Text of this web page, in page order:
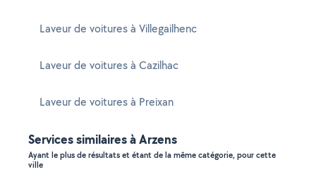
Laveur de voitures à Villegailhenc
Laveur de voitures à Cazilhac
Laveur de voitures à Preixan
Services similaires à Arzens
Ayant le plus de résultats et étant de la même catégorie, pour cette
ville